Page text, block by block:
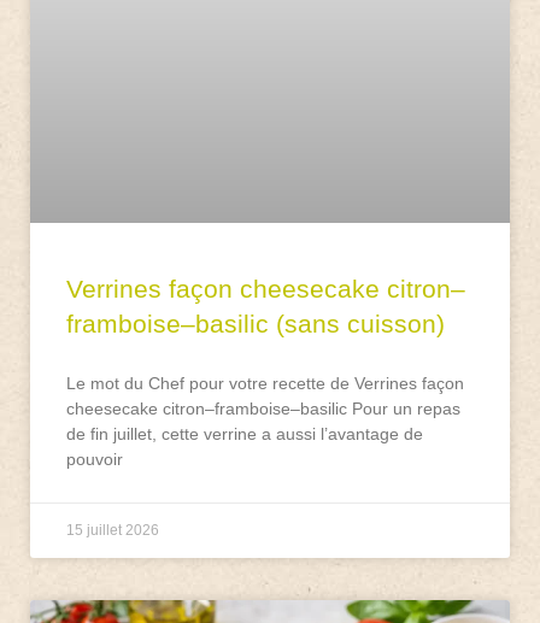
Verrines façon cheesecake citron–
framboise–basilic (sans cuisson)
Le mot du Chef pour votre recette de Verrines façon
cheesecake citron–framboise–basilic Pour un repas
de fin juillet, cette verrine a aussi l’avantage de
pouvoir
15 juillet 2026